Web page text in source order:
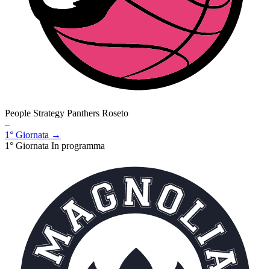
People Strategy Panthers Roseto
–
1° Giornata →
1° Giornata In programma